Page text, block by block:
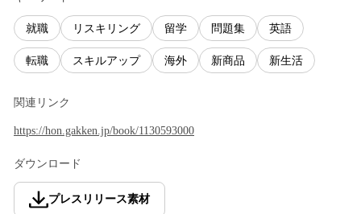
就職 リスキリング 留学 問題集 英語
転職 スキルアップ 海外 新商品 新生活
関連リンク
https://hon.gakken.jp/book/1130593000
ダウンロード
プレスリリース素材